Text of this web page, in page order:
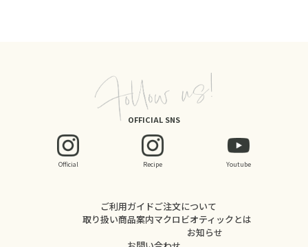
OFFICIAL SNS
Official Recipe Youtube
ご利用ガイドご注文について
取り扱い商品案内マクロビオティックとは
お知らせ